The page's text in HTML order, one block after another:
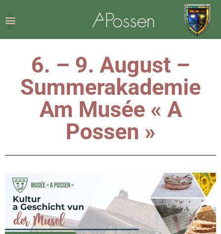
6. – 9. August –
Summerakademie
Am Musée « A
Possen »